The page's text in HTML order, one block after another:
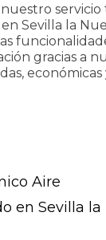
nuestro
Sevilla la
gracias a